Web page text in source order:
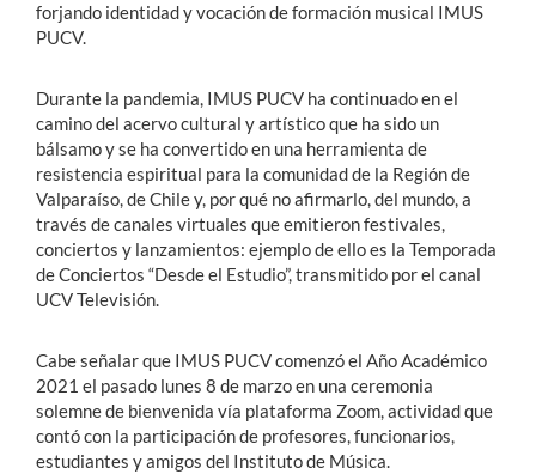
forjando identidad y vocación de formación musical IMUS
PUCV.
Durante la pandemia, IMUS PUCV ha continuado en el
camino del acervo cultural y artístico que ha sido un
bálsamo y se ha convertido en una herramienta de
resistencia espiritual para la comunidad de la Región de
Valparaíso, de Chile y, por qué no afirmarlo, del mundo, a
través de canales virtuales que emitieron festivales,
conciertos y lanzamientos: ejemplo de ello es la Temporada
de Conciertos “Desde el Estudio”, transmitido por el canal
UCV Televisión.
Cabe señalar que IMUS PUCV comenzó el Año Académico
2021 el pasado lunes 8 de marzo en una ceremonia
solemne de bienvenida vía plataforma Zoom, actividad que
contó con la participación de profesores, funcionarios,
estudiantes y amigos del Instituto de Música.